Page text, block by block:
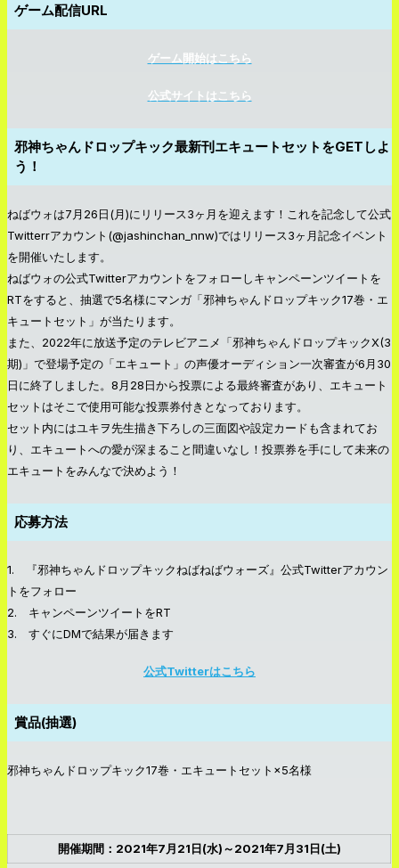
ゲーム配信URL
ゲーム開始はこちら
公式サイトはこちら
邪神ちゃんドロップキック最新刊エキュートセットをGETしよ
う！
ねばウォは7月26日(月)にリリース3ヶ月を迎えます！これを記念して公式
Twitterrアカウント(@jashinchan_nnw)ではリリース3ヶ月記念イベント
を開催いたします。
ねばウォの公式Twitterアカウントをフォローしキャンペーンツイートを
RTをすると、抽選で5名様にマンガ「邪神ちゃんドロップキック17巻・エ
キュートセット」が当たります。
また、2022年に放送予定のテレビアニメ「邪神ちゃんドロップキックX(3
期)」で登場予定の「エキュート」の声優オーディション一次審査が6月30
日に終了しました。8月28日から投票による最終審査があり、エキュート
セットはそこで使用可能な投票券付きとなっております。
セット内にはユキヲ先生描き下ろしの三面図や設定カードも含まれてお
り、エキュートへの愛が深まること間違いなし！投票券を手にして未来の
エキュートをみんなで決めよう！
応募方法
1. 『邪神ちゃんドロップキックねばねばウォーズ』公式Twitterアカウン
トをフォロー
2. キャンペーンツイートをRT
3. すぐにDMで結果が届きます
公式Twitterはこちら
賞品(抽選)
邪神ちゃんドロップキック17巻・エキュートセット×5名様
開催期間：2021年7月21日(水)～2021年7月31日(土)